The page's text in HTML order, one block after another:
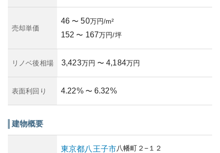
位置しているため、賃貸需要も高く、投資としても魅力的
一方、所有リスクとしては、地震などの自然災害への備え
は確認が必要です。また、築年数が経つにつれ、修繕積立
ションである一方で、購入時の詳細な確認が求められるで
売却単価
46 〜 50万円/m²
152 〜 167万円/坪
リノベ後相場 3,423万円 〜 4,184万円
表面利回り 4.22% 〜 6.32%
建物概要
東京都八王子市八幡町 ２−１２